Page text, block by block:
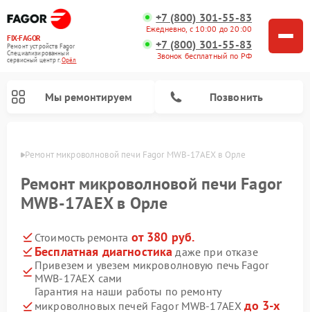
FIX-FAGOR
Ремонт устройств Fagor
Специализированный
cервисный центр г.Орёл
+7 (800) 301-55-83
Ежедневно, с 10:00 до 20:00
+7 (800) 301-55-83
Звонок бесплатный по РФ
Мы ремонтируем Позвонить
Ремонт микроволновой печи Fagor MWB-17AEX в Орле
Ремонт микроволновой печи Fagor
MWB-17AEX в Орле
Стоимость ремонта от 380 руб.
Бесплатная диагностика даже при отказе
Привезем и увезем микроволновую печь Fagor
MWB-17AEX сами
Гарантия на наши работы по ремонту
микроволновых печей Fagor MWB-17AEXдо 3-х